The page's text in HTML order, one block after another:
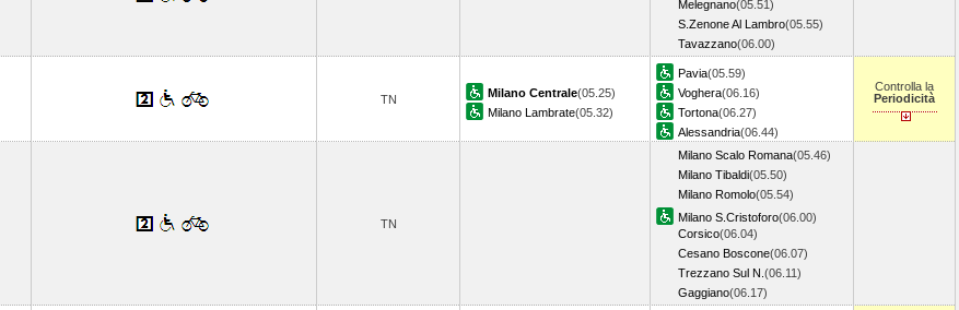
Melegnano(05.51)
S.Zenone Al Lambro(05.55)
Tavazzano(06.00)
TN Milano Centrale(05.25)
Milano Lambrate(05.32)
Pavia(05.59)
Voghera(06.16)
Tortona(06.27)
Alessandria(06.44)
Controlla la
Periodicità
TN
Milano Scalo Romana(05.46)
Milano Tibaldi(05.50)
Milano Romolo(05.54)
Milano S.Cristoforo(06.00)
Corsico(06.04)
Cesano Boscone(06.07)
Trezzano Sul N. (06.11)
Gaggiano(06.17)